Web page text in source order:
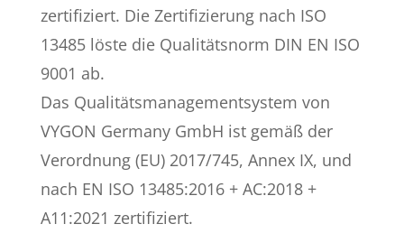
zertifiziert. Die Zertifizierung nach ISO
13485 löste die Qualitätsnorm DIN EN ISO
9001 ab.
Das Qualitätsmanagementsystem von
VYGON Germany GmbH ist gemäß der
Verordnung (EU) 2017/745, Annex IX, und
nach EN ISO 13485:2016 + AC:2018 +
A11:2021 zertifiziert.